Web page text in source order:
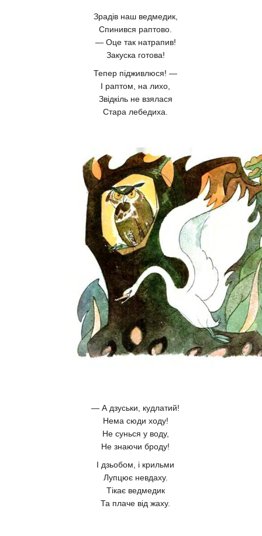
Зрадів наш ведмедик,
Спинився раптово.
— Оце так натрапив!
Закуска готова!
Тепер підживлюся! —
І раптом, на лихо,
Звідкіль не взялася
Стара лебедиха.
— А дзуськи, кудлатий!
Нема сюди ходу!
Не сунься у воду,
Не знаючи броду!
І дзьобом, і крильми
Лупцює невдаху.
Тікає ведмедик
Та плаче від жаху.